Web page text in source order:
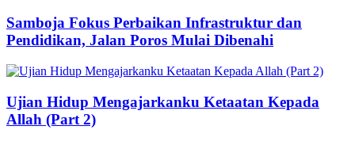
Samboja Fokus Perbaikan Infrastruktur dan
Pendidikan, Jalan Poros Mulai Dibenahi
Ujian Hidup Mengajarkanku Ketaatan Kepada
Allah (Part 2)